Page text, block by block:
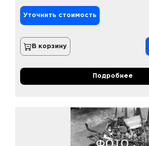
Уточнить стоимость
В корзину
Подробнее